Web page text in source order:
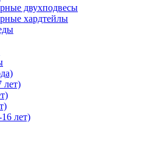
двухподвесы
хардтейлы
лет)
лет)